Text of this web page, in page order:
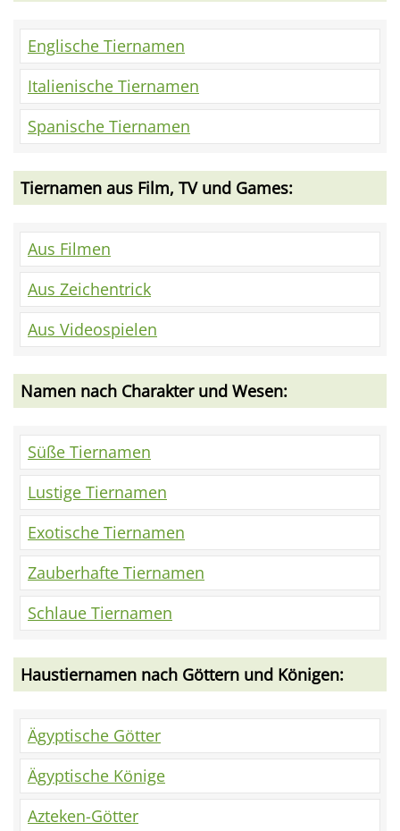
Englische Tiernamen
Italienische Tiernamen
Spanische Tiernamen
Tiernamen aus Film, TV und Games:
Aus Filmen
Aus Zeichentrick
Aus Videospielen
Namen nach Charakter und Wesen:
Süße Tiernamen
Lustige Tiernamen
Exotische Tiernamen
Zauberhafte Tiernamen
Schlaue Tiernamen
Haustiernamen nach Göttern und Königen:
Ägyptische Götter
Ägyptische Könige
Azteken-Götter